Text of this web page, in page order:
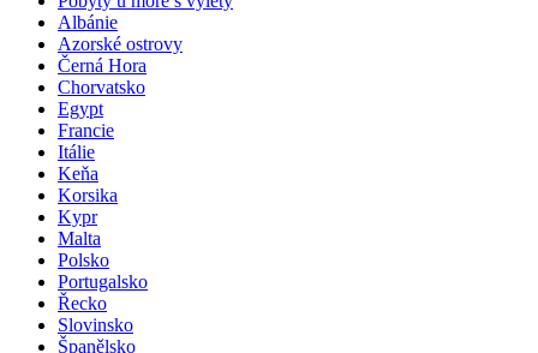
Albánie
Azorské ostrovy
Černá Hora
Chorvatsko
Egypt
Francie
Itálie
Keňa
Korsika
Kypr
Malta
Polsko
Portugalsko
Řecko
Slovinsko
Španělsko